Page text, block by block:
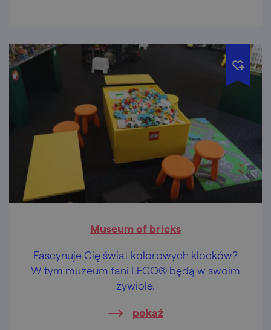
Museum of bricks
Fascynuje Cię świat kolorowych klocków?
W tym muzeum fani LEGO® będą w swoim
żywiole.
pokaż